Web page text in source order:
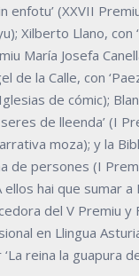
enfotu’ (XXVII
Xilberto Llano, con
María Josefa
de la Calle, con
de cómic);
de lleenda’ (I
moza); y la
de persones (I
hai que sumar a
del V Premiu y
en Llingua
reina la guapura